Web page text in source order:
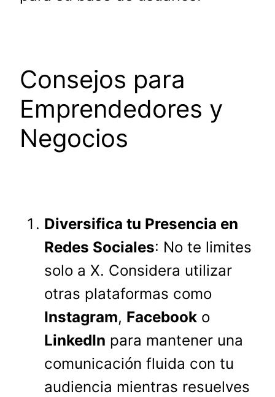
Consejos para
Emprendedores y
Negocios
Diversifica tu Presencia en
Redes Sociales: No te limites
solo a X. Considera utilizar
otras plataformas como
Instagram, Facebook o
LinkedIn para mantener una
comunicación fluida con tu
audiencia mientras resuelves